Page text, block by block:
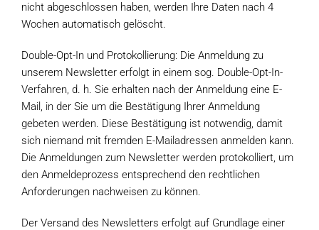
nicht abgeschlossen haben, werden Ihre Daten nach 4
Wochen automatisch gelöscht.
Double-Opt-In und Protokollierung: Die Anmeldung zu
unserem Newsletter erfolgt in einem sog. Double-Opt-In-
Verfahren, d. h. Sie erhalten nach der Anmeldung eine E-
Mail, in der Sie um die Bestätigung Ihrer Anmeldung
gebeten werden. Diese Bestätigung ist notwendig, damit
sich niemand mit fremden E-Mailadressen anmelden kann.
Die Anmeldungen zum Newsletter werden protokolliert, um
den Anmeldeprozess entsprechend den rechtlichen
Anforderungen nachweisen zu können.
Der Versand des Newsletters erfolgt auf Grundlage einer